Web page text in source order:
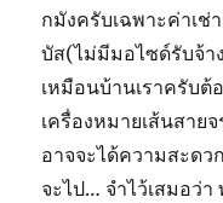
กมังครับเฉพาะค่าเช่
บัส(ไม่มีมอไซด์รับจ้
เหมือนบ้านเราครับ
เครื่องหมายเส้นสาย
อาจจะได้ความสะดว
จะไป… จำไว้เสมอว่า